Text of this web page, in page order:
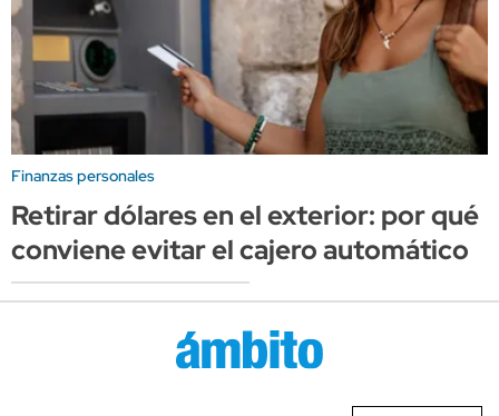
Finanzas personales
Retirar dólares en el exterior: por qué
conviene evitar el cajero automático